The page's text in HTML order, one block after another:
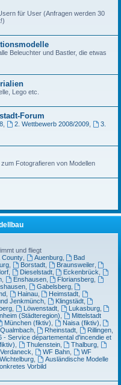
für User (Anfragen werden 30
Beleuchter und Bastler, die etwas
Lego etc.
Forum
, 2. Wettbewerb 2008/2009,
3.
Fotografieren von Modellen
und fliegt
County, Auenburg,
Bad
, Borstadt, Braunsweiler,
, Dieselstadt, Eckenbrück
, Enshausen, Floriansberg
, Gabelsberg,
, Hainau, Heimstadt
Jenkmünch, Klingstädt,
, Löwenstadt, Lukasburg,
(Städteregion)
Mittelstadt
München (fiktiv) Naisa (fiktiv)
Qualmbach, Rheinstadt Rillingen
- Service départemental d'incendie et
Thulenstein, Thalburg
Verdaneck WF Bahn,
WF
Wichtelburg,
Ausländische Modelle
Vorbild